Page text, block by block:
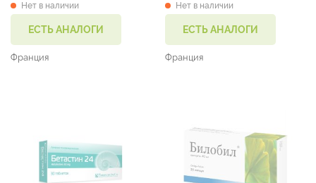
Нет в наличии
ЕСТЬ АНАЛОГИ
Франция
Нет в наличии
ЕСТЬ АНАЛОГИ
Франция